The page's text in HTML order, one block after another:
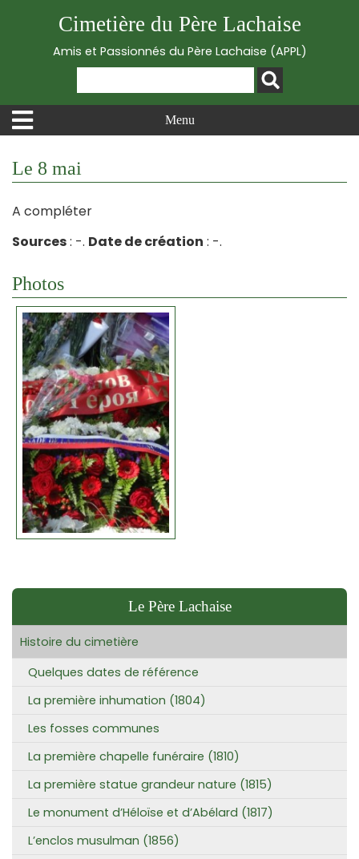
Cimetière du Père Lachaise
Amis et Passionnés du Père Lachaise (APPL)
Menu
Le 8 mai
A compléter
Sources: -. Date de création : -.
Photos
Le Père Lachaise
Histoire du cimetière
Quelques dates de référence
La première inhumation (1804)
Les fosses communes
La première chapelle funéraire (1810)
La première statue grandeur nature (1815)
Le monument d’Héloïse et d’Abélard (1817)
L’enclos musulman (1856)